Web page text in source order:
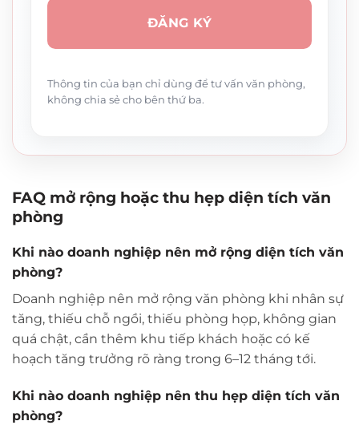
Thông tin của bạn chỉ dùng để tư vấn văn phòng,
không chia sẻ cho bên thứ ba.
FAQ mở rộng hoặc thu hẹp diện tích văn
phòng
Khi nào doanh nghiệp nên mở rộng diện tích văn
phòng?
Doanh nghiệp nên mở rộng văn phòng khi nhân sự
tăng, thiếu chỗ ngồi, thiếu phòng họp, không gian
quá chật, cần thêm khu tiếp khách hoặc có kế
hoạch tăng trưởng rõ ràng trong 6–12 tháng tới.
Khi nào doanh nghiệp nên thu hẹp diện tích văn
phòng?